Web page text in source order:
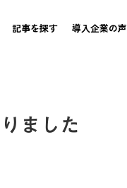
ました
記事を探す 導入企業の声